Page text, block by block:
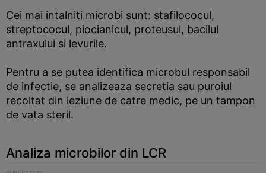
Cei mai intalniti microbi sunt: stafilococul,
streptococul, piocianicul, proteusul, bacilul
antraxului si levurile.
Pentru a se putea identifica microbul responsabil
de infectie, se analizeaza secretia sau puroiul
recoltat din leziune de catre medic, pe un tampon
de vata steril.
Analiza microbilor din LCR